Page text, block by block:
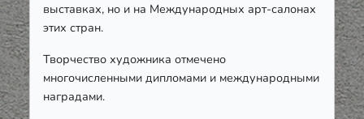
выставках, но и на Международных арт-салонах
этих стран.
Творчество художника отмечено
многочисленными дипломами и международными
наградами.